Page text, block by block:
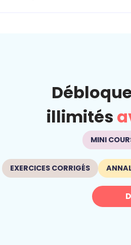
illimités
MINI
EXERCICES CORRIGÉS